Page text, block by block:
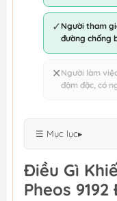
✓ Người tham
đường chống
✕ Người làm
đậm đặc, có
☰ Mục lục▸
Điều Gì
Pheos